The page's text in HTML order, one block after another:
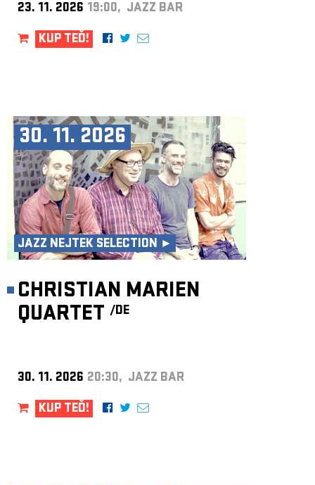
23. 11. 2026 19:00, JAZZ BAR
KUP TEĎ!
30. 11. 2026
JAZZ NEJTEK SELECTION ►
CHRISTIAN MARIEN
QUARTET /DE
30. 11. 2026 20:30, JAZZ BAR
KUP TEĎ!